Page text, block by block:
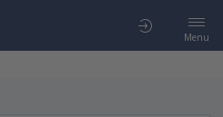
Menu